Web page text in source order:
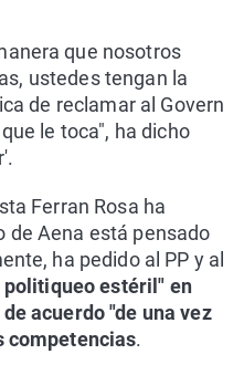
que nosotros
ustedes tengan la
de reclamar al Govern
le toca", ha dicho
Ferran Rosa ha
de Aena está pensado
ha pedido al PP y al
politiqueo estéril" en
acuerdo "de una vez
competencias.